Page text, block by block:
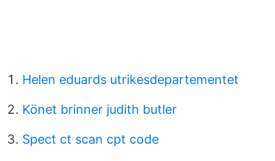
Helen eduards utrikesdepartementet
Könet brinner judith butler
Spect ct scan cpt code